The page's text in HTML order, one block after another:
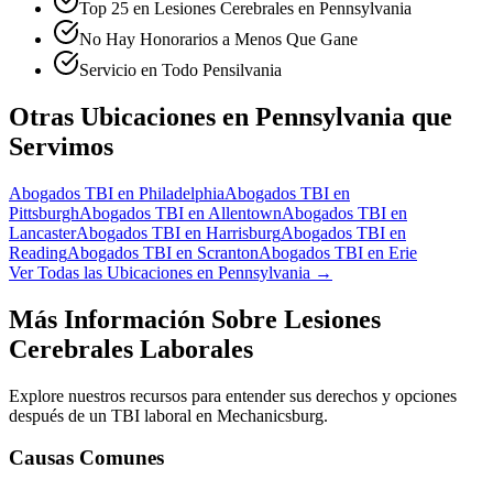
Top 25 en Lesiones Cerebrales en Pennsylvania
No Hay Honorarios a Menos Que Gane
Servicio en Todo Pensilvania
Otras Ubicaciones en Pennsylvania que
Servimos
Abogados TBI en PhiladelphiaAbogados TBI en
PittsburghAbogados TBI en AllentownAbogados TBI en
LancasterAbogados TBI en HarrisburgAbogados TBI en
ReadingAbogados TBI en ScrantonAbogados TBI en Erie
Ver Todas las Ubicaciones en Pennsylvania →
Más Información Sobre Lesiones
Cerebrales Laborales
Explore nuestros recursos para entender sus derechos y opciones
después de un TBI laboral en Mechanicsburg.
Causas Comunes